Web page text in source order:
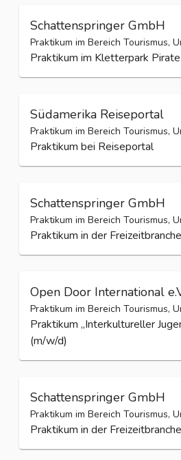
Schattenspringer GmbH
Praktikum im Bereich Tourismus,
Praktikum im Kletterpark
Südamerika Reiseportal
Praktikum im Bereich Tourismus,
Praktikum bei Reiseportal
Schattenspringer GmbH
Praktikum im Bereich Tourismus,
Praktikum in der
Open Door International
Praktikum im Bereich Tourismus,
Praktikum „Interkultureller
(m/w/d)
Schattenspringer GmbH
Praktikum im Bereich Tourismus,
Praktikum in der